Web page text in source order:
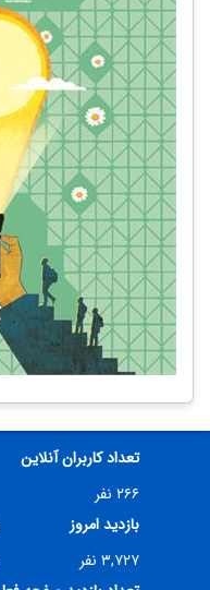
تعداد کاربران آنلاین
۲۶۶ نفر
بازدید امروز
۳,۷۲۷ نفر